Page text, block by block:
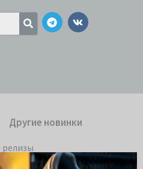
Telegram
Vk
Другие новинки
релизы